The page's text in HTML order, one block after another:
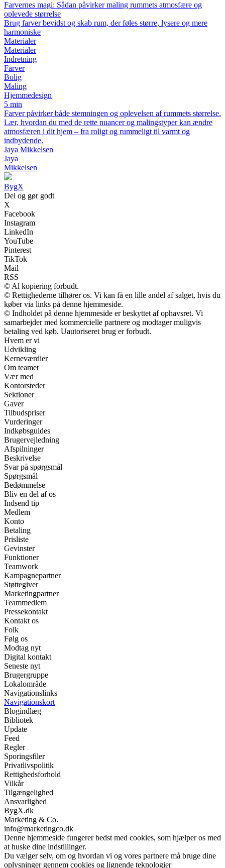
Farvernes magi: Sådan påvirker maling rummets atmosfære og
oplevede størrelse
Brug farver bevidst og skab rum, der føles større, lysere og mere
harmoniske
Materialer
Materialer
Indretning
Farver
Bolig
Maling
Hjemmedesign
5 min
Farver påvirker både stemningen og oplevelsen af rummets størrelse.
Lær, hvordan du med de rette nuancer og malingstyper kan ændre
atmosfæren i dit hjem – fra roligt og rummeligt til varmt og
indbydende.
Jaya Mikkelsen
Jaya
Mikkelsen
BygX
Del og gør godt
X
Facebook
Instagram
LinkedIn
YouTube
Pinterest
TikTok
Mail
RSS
© Al kopiering forbudt.
© Rettighederne tilhører os. Vi kan få en lille andel af salget, hvis du
køber via links på denne hjemmeside.
© Indholdet på denne hjemmeside er beskyttet af ophavsret. Vi
samarbejder med kommercielle partnere og modtager muligvis
betaling ved køb. Uautoriseret brug er forbudt.
Hvem er vi
Udvikling
Kerneværdier
Om teamet
Vær med
Kontorsteder
Sektioner
Gaver
Tilbudspriser
Vurderinger
Indkøbsguides
Brugervejledning
Afspilninger
Beskrivelse
Svar på spørgsmål
Spørgsmål
Bedømmelse
Bliv en del af os
Indsend tip
Medlem
Konto
Betaling
Prisliste
Gevinster
Funktioner
Teamwork
Kampagnepartner
Støttegiver
Marketingpartner
Teammedlem
Pressekontakt
Kontakt os
Folk
Følg os
Modtag nyt
Digital kontakt
Seneste nyt
Brugergruppe
Lokalområde
Navigationslinks
Navigationskort
Blogindlæg
Bibliotek
Update
Feed
Regler
Sporingsfiler
Privatlivspolitik
Rettighedsforhold
Vilkår
Tilgængelighed
Ansvarlighed
BygX.dk
Marketing & Co.
info@marketingco.dk
Denne hjemmeside fungerer bedst med cookies, som hjælper os med
at huske dine indstillinger.
Du vælger selv, om og hvordan vi og vores partnere må bruge dine
oplysninger gennem cookies og lignende teknologier